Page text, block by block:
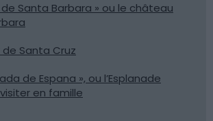
de Santa Barbara » ou le château
de Santa Cruz
de Espana », ou l’Esplanade
en famille